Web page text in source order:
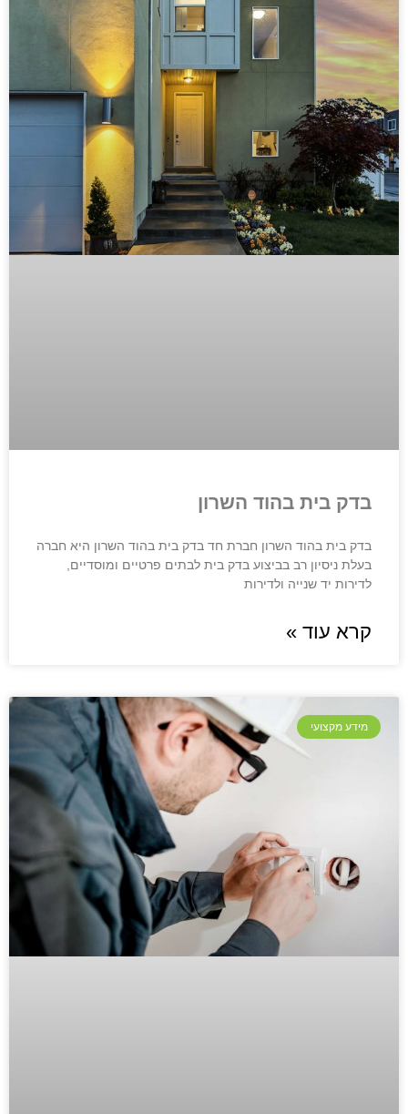
בדק בית בהוד השרון
בדק בית בהוד השרון חברת חד בדק בית בהוד השרון היא חברה
בעלת ניסיון רב בביצוע בדק בית לבתים פרטיים ומוסדיים,
לדירות יד שנייה ולדירות
קרא עוד »
מידע מקצועי